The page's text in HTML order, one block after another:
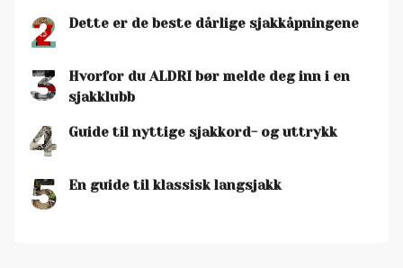
2 Dette er de beste dårlige sjakkåpningene
3
Hvorfor du ALDRI bør melde deg inn i en
sjakklubb
4 Guide til nyttige sjakkord- og uttrykk
5 En guide til klassisk langsjakk